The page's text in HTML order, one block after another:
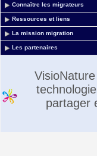
Connaître les migrateurs
Ressources et liens
La mission migration
Les partenaires
partager